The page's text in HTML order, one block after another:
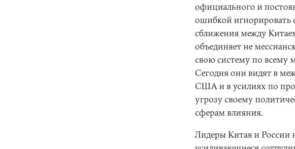
официального и
ошибкой игнорировать
сближения между
объединяет не
свою систему по всему
Сегодня они видят в
США и в усилиях по
угрозу своему
сферам влияния.
Лидеры Китая и России